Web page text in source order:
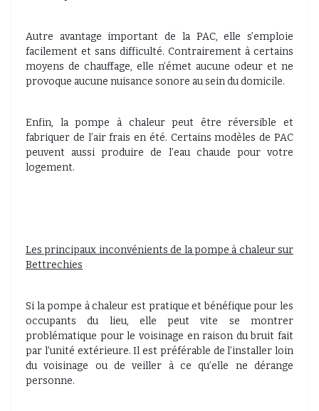
Autre avantage important de la PAC, elle s’emploie
facilement et sans difficulté. Contrairement à certains
moyens de chauffage, elle n’émet aucune odeur et ne
provoque aucune nuisance sonore au sein du domicile.
Enfin, la pompe à chaleur peut être réversible et
fabriquer de l’air frais en été. Certains modèles de PAC
peuvent aussi produire de l’eau chaude pour votre
logement.
Les principaux inconvénients de la pompe à chaleur sur
Bettrechies
Si la pompe à chaleur est pratique et bénéfique pour les
occupants du lieu, elle peut vite se montrer
problématique pour le voisinage en raison du bruit fait
par l’unité extérieure. Il est préférable de l’installer loin
du voisinage ou de veiller à ce qu’elle ne dérange
personne.